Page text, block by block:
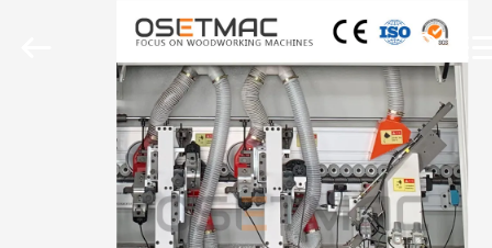
PRODUCTEN